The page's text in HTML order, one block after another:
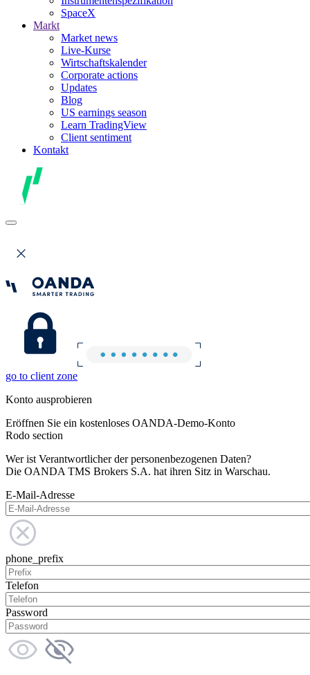
SpaceX
Markt
Market news
Live-Kurse
Wirtschaftskalender
Corporate actions
Updates
Blog
US earnings season
Learn TradingView
Client sentiment
Kontakt
go to client zone
Konto ausprobieren
Eröffnen Sie ein kostenloses OANDA-Demo-Konto
Rodo section
Wer ist Verantwortlicher der personenbezogenen Daten?
Die OANDA TMS Brokers S.A. hat ihren Sitz in Warschau.
E-Mail-Adresse
phone_prefix
Telefon
Password